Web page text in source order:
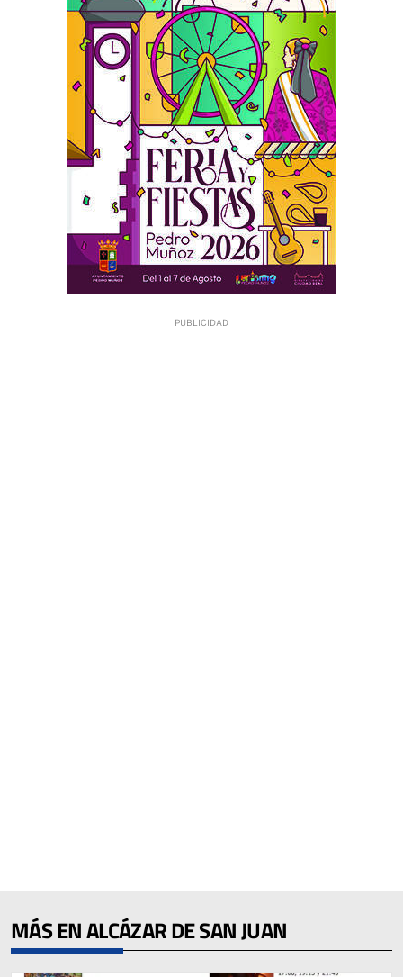
MÁS EN ALCÁZAR DE SAN JUAN